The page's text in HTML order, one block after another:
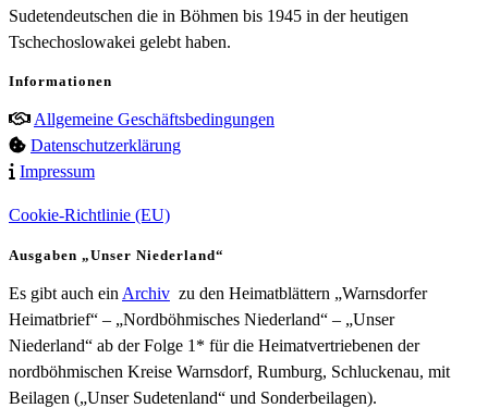
Sudetendeutschen die in Böhmen bis 1945 in der heutigen
Tschechoslowakei gelebt haben.
Informationen
Allgemeine Geschäftsbedingungen
Datenschutzerklärung
Impressum
Cookie-Richtlinie (EU)
Ausgaben „Unser Niederland“
Es gibt auch ein Archiv zu den Heimatblättern „Warnsdorfer
Heimatbrief“ – „Nordböhmisches Niederland“ – „Unser
Niederland“ ab der Folge 1* für die Heimatvertriebenen der
nordböhmischen Kreise Warnsdorf, Rumburg, Schluckenau, mit
Beilagen („Unser Sudetenland“ und Sonderbeilagen).